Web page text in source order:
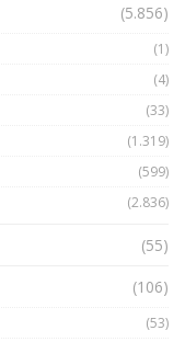
(5.856)
(1)
(4)
(33)
(1.319)
(599)
(2.836)
(55)
(106)
(53)